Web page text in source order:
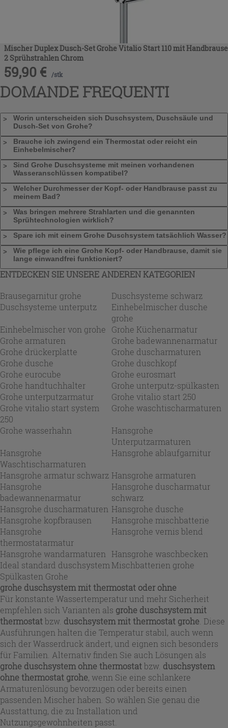
Mischer Duplex Dusch-Set Grohe Vitalio Start 110 mit Handbrause
2 Sprühstrahlen Chrom
59,90 € /stk
DOMANDE FREQUENTI
Worin unterscheiden sich Duschsystem, Duschsäule und
Dusch-Set von Grohe?
Brauche ich zwingend ein Thermostat oder reicht ein
Einhebelmischer?
Sind Grohe Duschsysteme mit meinen vorhandenen
Wasseranschlüssen kompatibel?
Welcher Durchmesser der Kopf- oder Handbrause passt zu
meinem Bad?
Was bringen mehrere Strahlarten und die genannten
Sprühtechnologien wirklich?
Spare ich mit einem Grohe Duschsystem tatsächlich Wasser?
Wie pflege ich eine Grohe Kopf- oder Handbrause, damit sie
lange einwandfrei funktioniert?
ENTDECKEN SIE UNSERE ANDEREN KATEGORIEN
Brausegarnitur grohe
Duschsysteme schwarz
Duschsysteme unterputz
Einhebelmischer dusche
grohe
Einhebelmischer von grohe
Grohe Küchenarmatur
Grohe armaturen
Grohe badewannenarmatur
Grohe drückerplatte
Grohe duscharmaturen
Grohe dusche
Grohe duschkopf
Grohe eurocube
Grohe eurosmart
Grohe handtuchhalter
Grohe unterputz-spülkasten
Grohe unterputzarmatur
Grohe vitalio start 250
Grohe vitalio start system
250
Grohe waschtischarmaturen
Grohe wasserhahn
Hansgrohe
Unterputzarmaturen
Hansgrohe
Waschtischarmaturen
Hansgrohe ablaufgarnitur
Hansgrohe armatur schwarz Hansgrohe armaturen
Hansgrohe
badewannenarmatur
Hansgrohe duscharmatur
schwarz
Hansgrohe duscharmaturen Hansgrohe dusche
Hansgrohe kopfbrausen
Hansgrohe mischbatterie
Hansgrohe
thermostatarmatur
Hansgrohe vernis blend
Hansgrohe wandarmaturen
Hansgrohe waschbecken
Ideal standard duschsystemMischbatterien grohe
Spülkasten Grohe
grohe duschsystem mit thermostat oder ohne
Für konstante Wassertemperatur und mehr Sicherheit
empfehlen sich Varianten als grohe duschsystem mit
thermostat bzw. duschsystem mit thermostat grohe . Diese
Ausführungen halten die Temperatur stabil, auch wenn
sich der Wasserdruck ändert, und eignen sich besonders
für Familien. Alternativ finden Sie auch Lösungen als
grohe duschsystem ohne thermostat bzw. duschsystem
ohne thermostat grohe, wenn Sie eine schlankere
Armaturenlösung bevorzugen oder bereits einen
passenden Mischer haben. So wählen Sie genau die
Ausstattung, die zu Installation und
Nutzungsgewohnheiten passt.